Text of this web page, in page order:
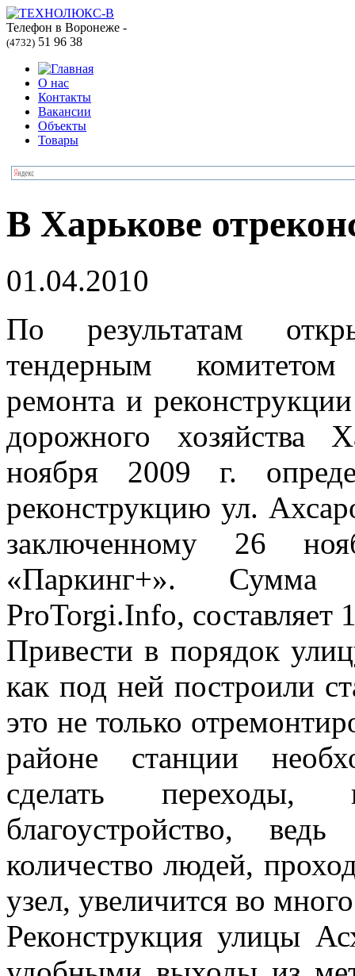
Телефон в Воронеже -
(4732) 51 96 38
О нас
Контакты
Вакансии
Объекты
Товары
В Харькове
01.04.2010
По результатам
тендерным комитетом
ремонта и
дорожного хозяйства
ноября 2009 г.
реконструкцию ул.
заключенному 26
«Паркинг+». Сумма
ProTorgi.Info, составляет
Привести в порядок
как под ней построили
это не только
районе станции
сделать переходы,
благоустройство,
количество людей,
узел, увеличится во
Реконструкция улицы